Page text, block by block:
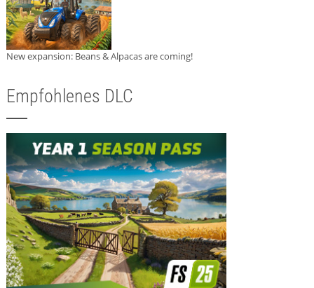
New expansion: Beans & Alpacas are coming!
Empfohlenes DLC